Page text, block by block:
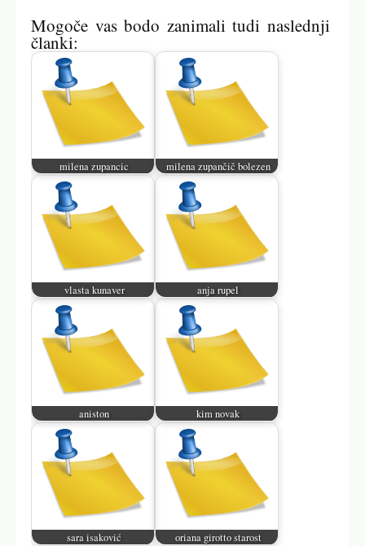
Mogoče vas bodo zanimali tudi naslednji
članki:
milena zupancic milena zupančič bolezen
vlasta kunaver anja rupel
aniston kim novak
sara isaković oriana girotto starost